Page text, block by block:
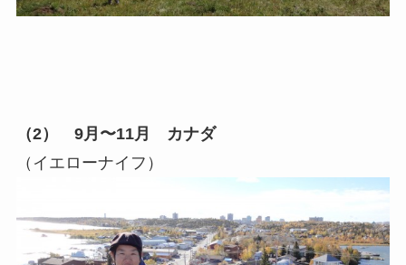
（2）
9月〜11月 カナダ
（イエローナイフ）